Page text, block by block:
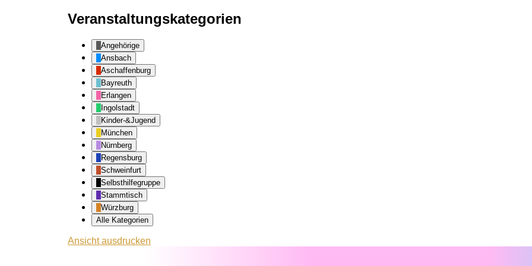
Veranstaltungskategorien
Angehörige
Ansbach
Aschaffenburg
Bayreuth
Erlangen
Ingolstadt
Kinder-&Jugend
München
Nürnberg
Regensburg
Schweinfurt
Selbsthilfegruppe
Stammtisch
Würzburg
Alle Kategorien
Ansichtausdrucken